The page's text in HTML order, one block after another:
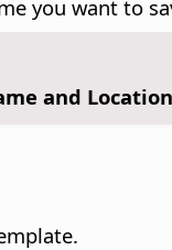
you want to
and Location